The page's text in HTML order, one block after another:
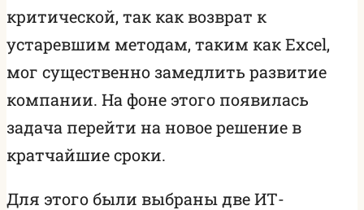
критической, так как возврат к
устаревшим методам, таким как Excel,
мог существенно замедлить развитие
компании. На фоне этого появилась
задача перейти на новое решение в
кратчайшие сроки.
Для этого были выбраны две ИТ-